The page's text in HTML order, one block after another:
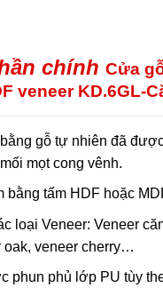
chính Cửa
veneer KD.6GL-
gỗ tự nhiên đã
mọt cong vênh.
bằng tấm HDF hoặc
loại Veneer: Veneer
oak, veneer cherry…
phun phủ lớp PU tùy